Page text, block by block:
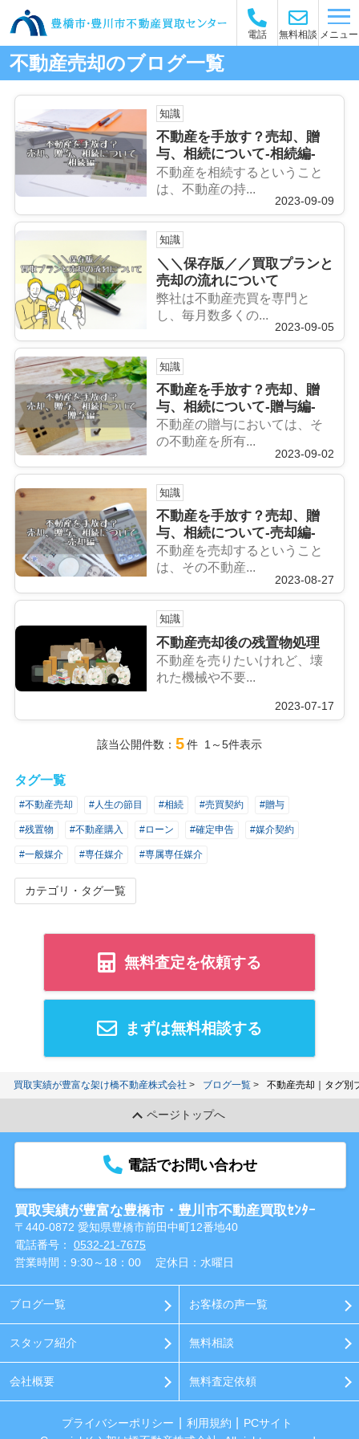
電話 無料相談 メニュー
不動産売却のブログ一覧
知識
不動産を手放す？売却、贈
与、相続について-相続編-
不動産を相続するということ
は、不動産の持...
2023-09-09
知識
＼＼保存版／／買取プランと
売却の流れについて
弊社は不動産売買を専門と
し、毎月数多くの...
2023-09-05
知識
不動産を手放す？売却、贈
与、相続について-贈与編-
不動産の贈与においては、そ
の不動産を所有...
2023-09-02
知識
不動産を手放す？売却、贈
与、相続について-売却編-
不動産を売却するということ
は、その不動産...
2023-08-27
知識
不動産売却後の残置物処理
不動産を売りたいけれど、壊
れた機械や不要...
2023-07-17
該当公開件数： 5件 1～5件表示
タグ一覧
#不動産売却 #人生の節目 #相続 #売買契約 #贈与
#残置物 #不動産購入 #ローン #確定申告 #媒介契約
#一般媒介 #専任媒介 #専属専任媒介
カテゴリ・タグ一覧
無料査定を依頼する
まずは無料相談する
買取実績が豊富な架け橋不動産株式会社 ブログ一覧 不動産売却｜タグ別
ページトップへ
電話でお問い合わせ
買取実績が豊富な豊橋市・豊川市不動産買取ｾﾝﾀｰ
〒440-0872 愛知県豊橋市前田中町12番地40
電話番号： 0532-21-7675
営業時間：9:30～18：00
定休日：水曜日
ブログ一覧
スタッフ紹介
会社概要
お客様の声一覧
無料相談
無料査定依頼
プライバシーポリシー 利用規約
PCサイト